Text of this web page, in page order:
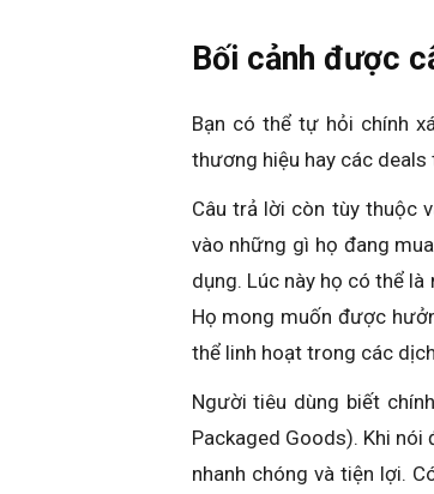
Bối cảnh được
Bạn có thể tự hỏi chính
thương hiệu hay các deals
Câu trả lời còn tùy thuộc
vào những gì họ đang
dụng. Lúc này họ có thể
Họ mong muốn được
thể linh hoạt trong các
Người tiêu dùng biết
Packaged Goods). Khi
nhanh chóng và tiện lợi.